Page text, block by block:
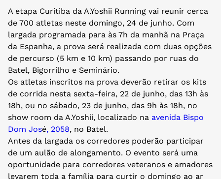
A etapa Curitiba da A.Yoshii Running vai reunir cerca
de 700 atletas neste domingo, 24 de junho. Com
largada programada para às 7h da manhã na Praça
da Espanha, a prova será realizada com duas opções
de percurso (5 km e 10 km) passando por ruas do
Batel, Bigorrilho e Seminário.
Os atletas inscritos na prova deverão retirar os kits
de corrida nesta sexta-feira, 22 de junho, das 13h às
18h, ou no sábado, 23 de junho, das 9h às 18h, no
show room da A.Yoshii, localizado na avenida Bispo
Dom José, 2058, no Batel.
Antes da largada os corredores poderão participar
de um aulão de alongamento. O evento será uma
oportunidade para corredores veteranos e amadores
levarem toda a família para curtir o domingo ao ar